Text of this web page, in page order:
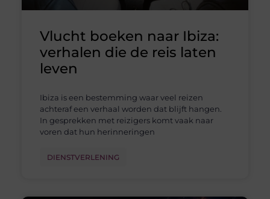
Vlucht boeken naar Ibiza:
verhalen die de reis laten
leven
Ibiza is een bestemming waar veel reizen
achteraf een verhaal worden dat blijft hangen.
In gesprekken met reizigers komt vaak naar
voren dat hun herinneringen
DIENSTVERLENING